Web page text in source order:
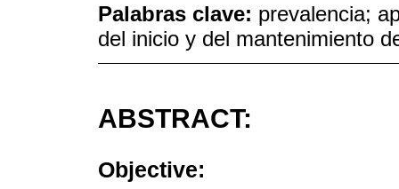
Palabras clave: prevalencia;
del inicio y del mantenimiento
ABSTRACT:
Objective: